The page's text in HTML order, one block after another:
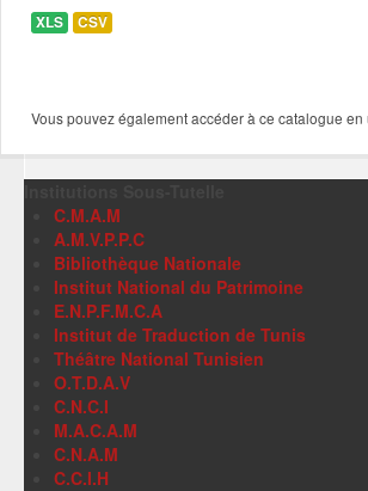
XLS CSV
Vous pouvez également accéder à ce catalogue en
C.M.A.M
A.M.V.P.P.C
Bibliothèque Nationale
Institut National du Patrimoine
E.N.P.F.M.C.A
Institut de Traduction de Tunis
Théâtre National Tunisien
O.T.D.A.V
C.N.C.I
M.A.C.A.M
C.N.A.M
C.C.I.H